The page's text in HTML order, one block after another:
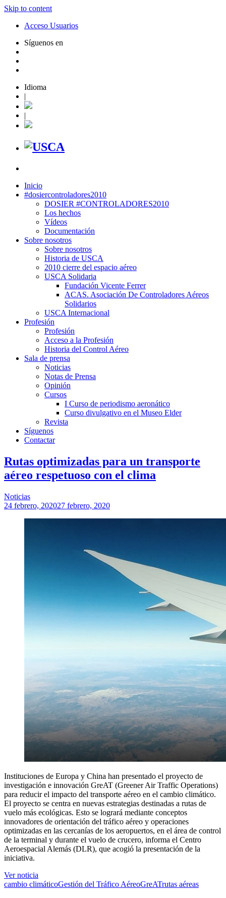
Skip to content
Acceso Usuarios
Síguenos en
Idioma
|
|
Inicio
#dosiercontroladores2010
DOSIER #CONTROLADORES2010
Los hechos
Vídeos
Documentación
Sobre nosotros
Sobre nosotros
Historia de USCA
2010 cierre del espacio aéreo
USCA Solidaria
Fundación Vicente Ferrer
ACAS. Asociación De Controladores Aéreos
Solidarios
USCA Internacional
Profesión
Profesión
Acceso a la Profesión
Historia del Control Aéreo
Sala de prensa
Noticias
Notas de Prensa
Opinión
Cursos
I Curso de periodismo aeronático
Curso divulgativo en el Museo Elder
Revista
Síguenos
Contactar
Rutas optimizadas para un transporte
aéreo respetuoso con el clima
Noticias
24 febrero, 202027 febrero, 2020
Instituciones de Europa y China han presentado el proyecto de
investigación e innovación GreAT (Greener Air Traffic Operations)
para reducir el impacto del transporte aéreo en el cambio climático.
El proyecto se centra en nuevas estrategias destinadas a rutas de
vuelo más ecológicas. Esto se logrará mediante conceptos
innovadores de orientación del tráfico aéreo y operaciones
optimizadas en las cercanías de los aeropuertos, en el área de control
de la terminal y durante el vuelo de crucero, informa el Centro
Aeroespacial Alemás (DLR), que acogió la presentación de la
iniciativa.
Ver noticia
cambio climáticoGestión del Tráfico AéreoGreATrutas aéreas